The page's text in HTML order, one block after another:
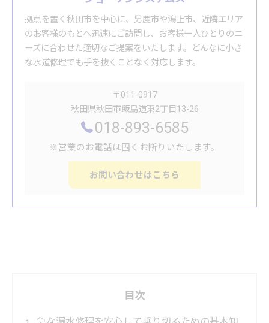
拠点を置く秋田市を中心に、男鹿市や潟上市、近隣エリア
のお客様のもとへ迅速にご訪問し、お客様一人ひとりのニ
ーズに合わせた適切なご提案をいたします。どんなに小さ
な水道修理でも手を抜くことなく対応します。
〒011-0917
秋田県秋田市飯島道東2丁目13-26
018-893-6585
※営業のお電話は固くお断りいたします。
お問い合わせはこちら
目次